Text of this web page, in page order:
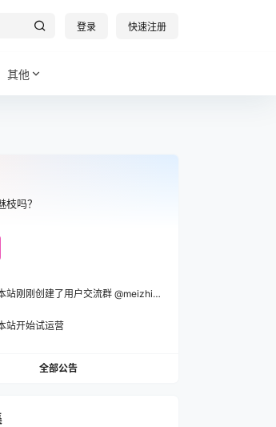
登录 快速注册
其他
枝吗？
站刚刚创建了用户交流群 @meizhi_official，欢迎加入！
站开始试运营
全部公告